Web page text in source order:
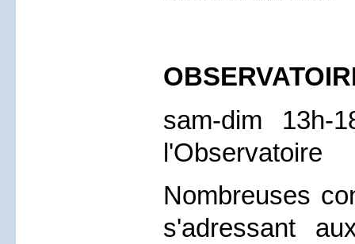
sam-dim
l'Observatoire
Nombreuses
s'adressant